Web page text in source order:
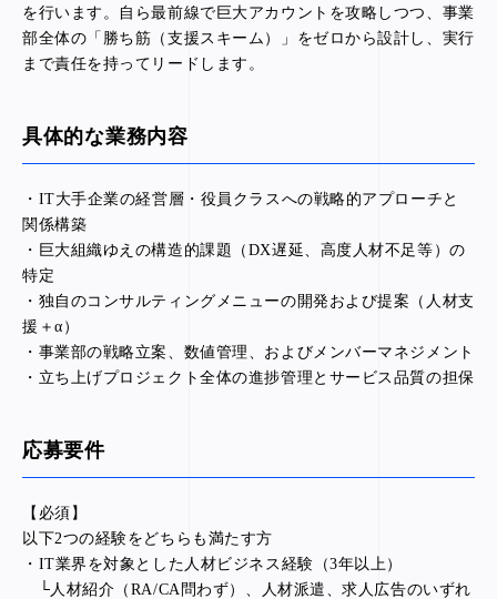
を行います。自ら最前線で巨大アカウントを攻略しつつ、事業
部全体の「勝ち筋（支援スキーム）」をゼロから設計し、実行
まで責任を持ってリードします。
具体的な業務内容
・IT大手企業の経営層・役員クラスへの戦略的アプローチと
関係構築
・巨大組織ゆえの構造的課題（DX遅延、高度人材不足等）の
特定
・独自のコンサルティングメニューの開発および提案（人材支
援＋α）
・事業部の戦略立案、数値管理、およびメンバーマネジメント
・立ち上げプロジェクト全体の進捗管理とサービス品質の担保
応募要件
【必須】
以下2つの経験をどちらも満たす方
・IT業界を対象とした人材ビジネス経験（3年以上）
└人材紹介（RA/CA問わず）、人材派遣、求人広告のいずれ